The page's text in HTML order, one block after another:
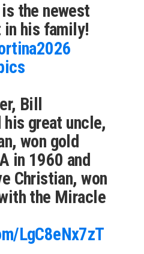
the newest
his family!
Bill
his great uncle,
won gold
in 1960 and
Christian, won
the Miracle
LgC8eNx7zT